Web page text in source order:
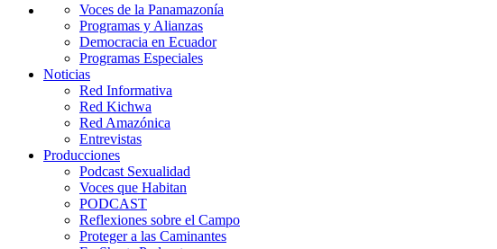
Voces de la Panamazonía
Programas y Alianzas
Democracia en Ecuador
Programas Especiales
Noticias
Red Informativa
Red Kichwa
Red Amazónica
Entrevistas
Producciones
Podcast Sexualidad
Voces que Habitan
PODCAST
Reflexiones sobre el Campo
Proteger a las Caminantes